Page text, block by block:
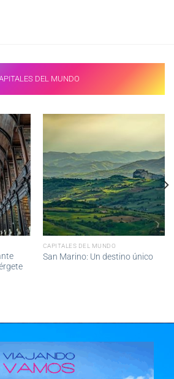
DEL MUNDO
CAPITALES DEL MUNDO
San Marino: Un destino único